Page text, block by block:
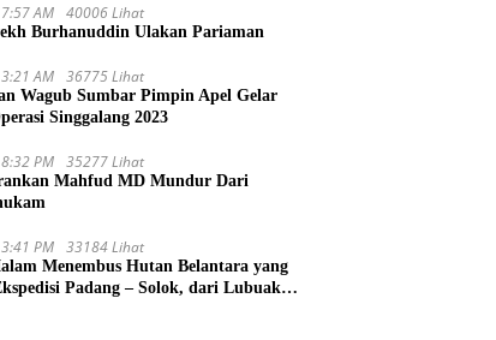
AM 40006 Lihat
Burhanuddin Ulakan Pariaman
AM 36775 Lihat
Wagub Sumbar Pimpin Apel Gelar
Singgalang 2023
PM 35277 Lihat
Mahfud MD Mundur Dari
PM 33184 Lihat
Menembus Hutan Belantara yang
Padang – Solok, dari Lubuak